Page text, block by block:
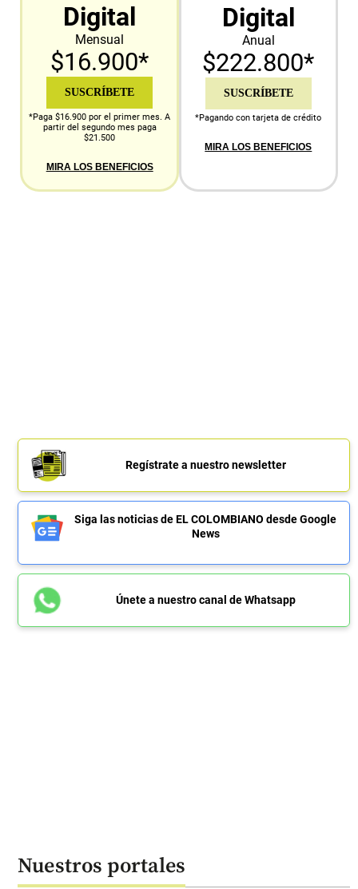
Digital
Mensual
$16.900*
SUSCRÍBETE
*Paga $16.900 por el primer mes. A
partir del segundo mes paga
$21.500
MIRA LOS BENEFICIOS
Digital
Anual
$222.800*
SUSCRÍBETE
*Pagando con tarjeta de crédito
MIRA LOS BENEFICIOS
Regístrate a nuestro newsletter
Siga las noticias de EL COLOMBIANO desde Google
News
Únete a nuestro canal de Whatsapp
Nuestros portales